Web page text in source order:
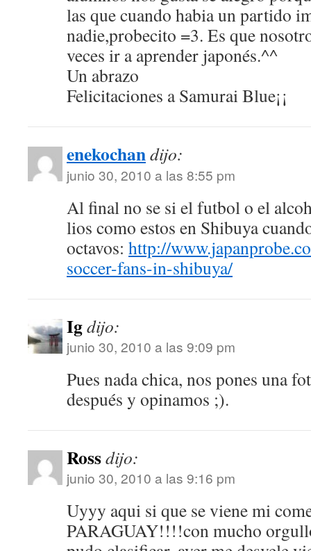
las que cuando habia un partido
nadie,probecito =3. Es que
veces ir a aprender japonés.^^
Un abrazo
Felicitaciones a Samurai Blue¡¡
enekochandijo:
junio 30, 2010 a las 8:55 pm
Al final no se si el futbol o el
lios como estos en Shibuya
octavos: http://
soccer-fans-in-shibuya/
Igdijo:
junio 30, 2010 a las 9:09 pm
Pues nada chica, nos pones una
después y opinamos ;).
Rossdijo:
junio 30, 2010 a las 9:16 pm
Uyyy aqui si que se viene mi
PARAGUAY!!!!con mucho